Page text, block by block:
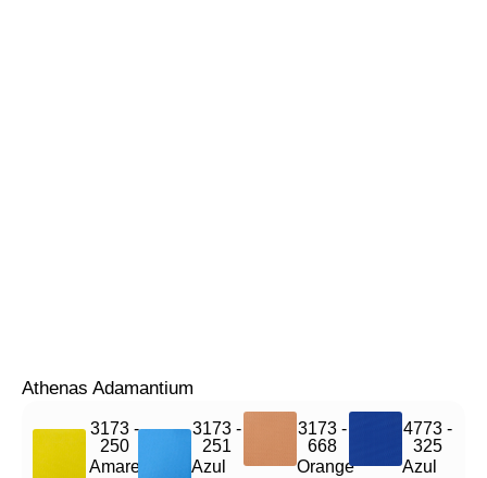
Athenas Adamantium
3173 -
250
Amarelo
3173 -
251
Azul
3173 -
668
Orange
4773 -
325
Azul